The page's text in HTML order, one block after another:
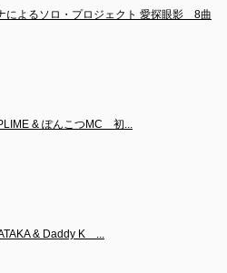
によるソロ・プロジェクト 愛探眼影　8曲
& ぽんこつMC　初...
& Daddy K　...